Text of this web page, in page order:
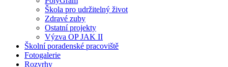
Škola pro udržitelný život
Zdravé zuby
Ostatní projekty
Výzva OP JAK II
Školní poradenské pracoviště
Fotogalerie
Rozvrhy